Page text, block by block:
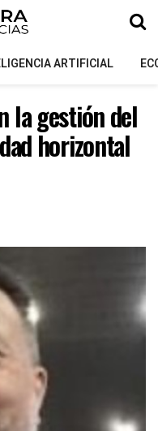
ARTIFICIAL
la gestión del
horizontal